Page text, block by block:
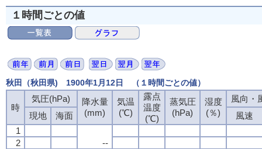
１時間ごとの値
秋田（秋田県) 1900年1月12日 （１時間ごとの値）
時
気圧(hPa)
降水量
(mm)
気温
(℃)
露点
温度
(℃)
蒸気圧
(hPa)
湿度
(％)
風向・
現地
海面
風速
1
--
2